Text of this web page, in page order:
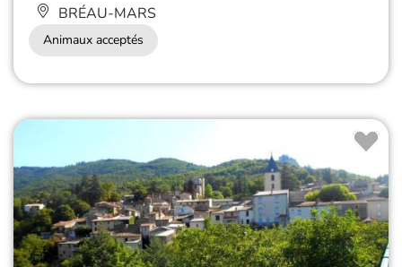
BRÉAU-MARS
Animaux acceptés